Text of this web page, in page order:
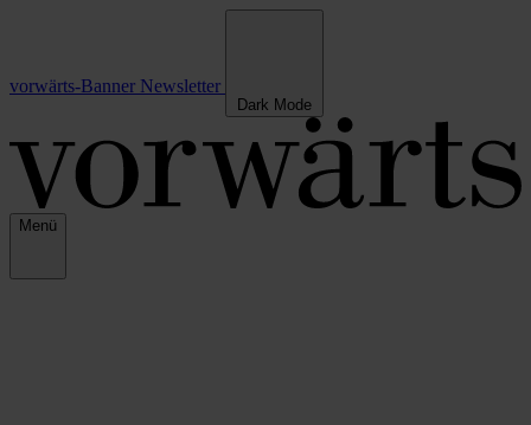
vorwärts-Banner Newsletter
Dark Mode
Menü